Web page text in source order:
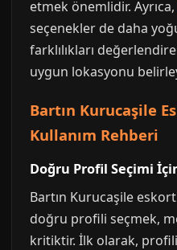
etmek önemlidir. Ayrıca,
seçenekler de daha
farklılıkları
uygun lokasyonu
Bartın Kurucaşile
Kullanım Rehberi
Doğru Profil Seçimi
Bartın Kurucaşile
doğru profili seçmek,
kritiktir. İlk olarak,